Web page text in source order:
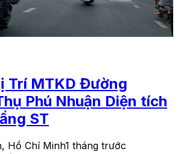
Trí MTKD Đường
Phú Nhuận Diện tích
ST
Hồ Chí Minh1 tháng trước